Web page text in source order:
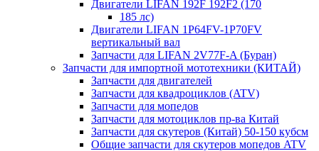
Двигатели LIFAN 192F 192F2 (170
185 лс)
Двигатели LIFAN 1Р64FV-1Р70FV
вертикальный вал
Запчасти для LIFAN 2V77F-A (Буран)
Запчасти для импортной мототехники (КИТАЙ)
Запчасти для двигателей
Запчасти для квадроциклов (ATV)
Запчасти для мопедов
Запчасти для мотоциклов пр-ва Китай
Запчасти для скутеров (Китай) 50-150 кубсм
Общие запчасти для скутеров мопедов ATV